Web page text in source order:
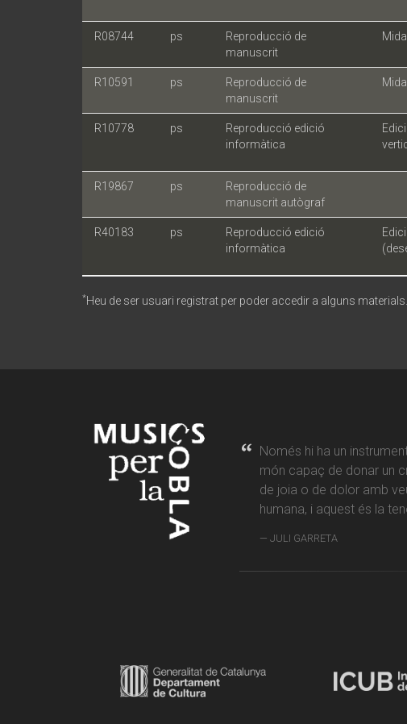
R08744 ps
Reproducció de
manuscrit
R10591 ps
Reproducció de
manuscrit
R10778 ps
Reproducció edició
informàtica
R19867 ps
Reproducció de
manuscrit autògraf
R40183 ps
Reproducció edició
informàtica
*Heu de ser usuari registrat per poder accedir a alguns
Només hi ha un
món capaç de donar un
de joia o de dolor amb
humana, i aquest és la
JULI GARRETA